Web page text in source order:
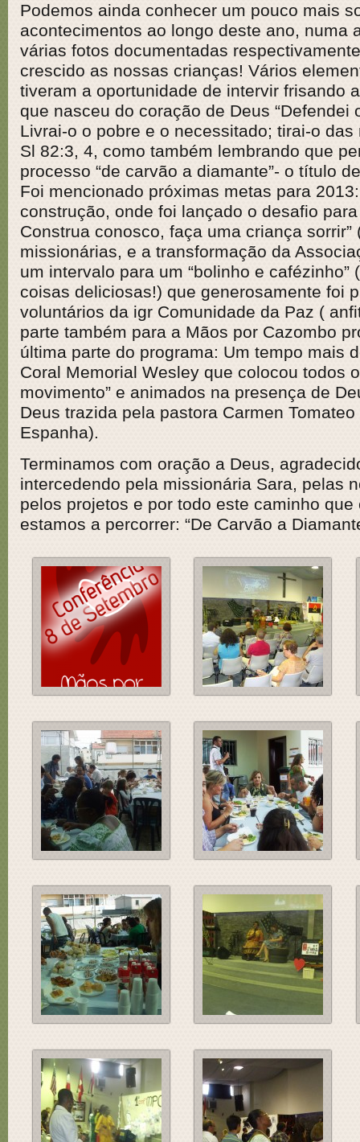
Podemos ainda conhecer um pouco mais
acontecimentos ao longo deste ano, numa
várias fotos documentadas
crescido as nossas crianças! Vários
tiveram a oportunidade de intervir frisando
que nasceu do coração de Deus
Livrai-o o pobre e o necessitado; tirai-o das
Sl 82:3, 4, como também lembrando que
processo “de carvão a diamante”- o título
Foi mencionado próximas metas para
construção, onde foi lançado o desafio
Construa conosco, faça uma criança sorrir”
missionárias, e a transformação da
um intervalo para um “bolinho e cafézinho”
coisas deliciosas!) que generosamente foi
voluntários da igr Comunidade da Paz (
parte também para a Mãos por Cazombo
última parte do programa: Um tempo mais
Coral Memorial Wesley que colocou todos
movimento” e animados na presença de
Deus trazida pela pastora Carmen Tomateo
Espanha).
Terminamos com oração a Deus,
intercedendo pela missionária Sara, pelas
pelos projetos e por todo este caminho que
estamos a percorrer: “De Carvão a